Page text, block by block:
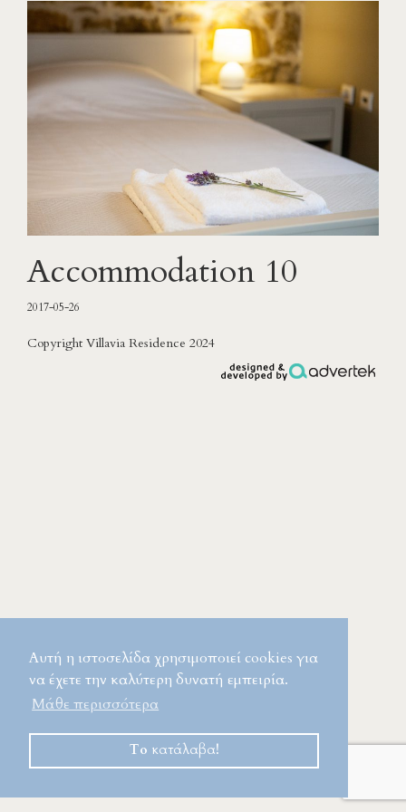
Αυτή η ιστοσελίδα χρησιμοποιεί cookies για
να έχετε την καλύτερη δυνατή εμπειρία.
Μάθε περισσότερα
Το κατάλαβα!
Accommodation 10
2017-05-26
Copyright Villavia Residence 2024